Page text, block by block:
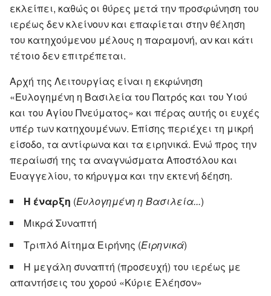
εκλείπει, καθώς οι θύρες μετά την προσφώνηση του
ιερέως δεν κλείνουν και επαφίεται στην θέληση
του κατηχούμενου μέλους η παραμονή, αν και κάτι
τέτοιο δεν επιτρέπεται.
Αρχή της Λειτουργίας είναι η εκφώνηση
«Ευλογημένη η Βασιλεία του Πατρός και του Υιού
και του Αγίου Πνεύματος» και πέρας αυτής οι ευχές
υπέρ των κατηχουμένων. Επίσης περιέχει τη μικρή
είσοδο, τα αντίφωνα και τα ειρηνικά. Ενώ προς την
περαίωσή της τα αναγνώσματα Αποστόλου και
Ευαγγελίου, το κήρυγμα και την εκτενή δέηση.
Η έναρξη (Ευλογημένη η Βασιλεία...)
Μικρά Συναπτή
Τριπλό Αίτημα Ειρήνης (Ειρηνικά)
Η μεγάλη συναπτή (προσευχή) του ιερέως με
απαντήσεις του χορού «Κύριε Ελέησον»